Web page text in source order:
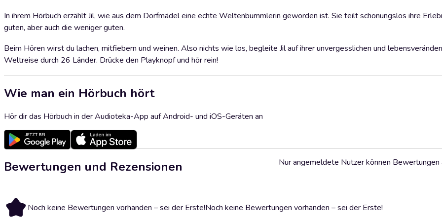
In ihrem Hörbuch erzählt Jil, wie aus dem Dorfmädel eine echte Weltenbummlerin geworden ist. Sie teilt schonungslos ihre
guten, aber auch die weniger guten.
Beim Hören wirst du lachen, mitfiebern und weinen. Also nichts wie los, begleite Jil auf ihrer unvergesslichen und
Weltreise durch 26 Länder. Drücke den Playknopf und hör rein!
Wie man ein Hörbuch hört
Hör dir das Hörbuch in der Audioteka-App auf Android- und iOS-Geräten an
Bewertungen und Rezensionen
Noch keine Bewertungen vorhanden – sei der Erste!Noch keine Bewertungen vorhanden – sei der Erste!
Nur angemeldete Nutzer können